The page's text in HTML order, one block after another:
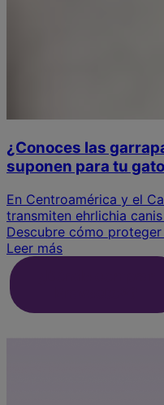
¿Conoces las
suponen para tu
En Centroamérica y el
transmiten ehrlichia
Descubre cómo
Leer más